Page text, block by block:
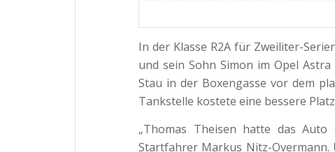
In der Klasse R2A für Zweiliter-
und sein Sohn Simon im Opel
Stau in der Boxengasse vor dem
Tankstelle kostete eine bessere
„Thomas Theisen hatte das
Startfahrer Markus Nitz-Overmann.